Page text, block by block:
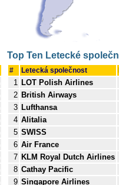
Top Ten Letecké
# Letecká společnost
1 LOT Polish Airlines
2 British Airways
3 Lufthansa
4 Alitalia
5 SWISS
6 Air France
7 KLM Royal Dutch Airlines
8 Cathay Pacific
9 Singapore Airlines